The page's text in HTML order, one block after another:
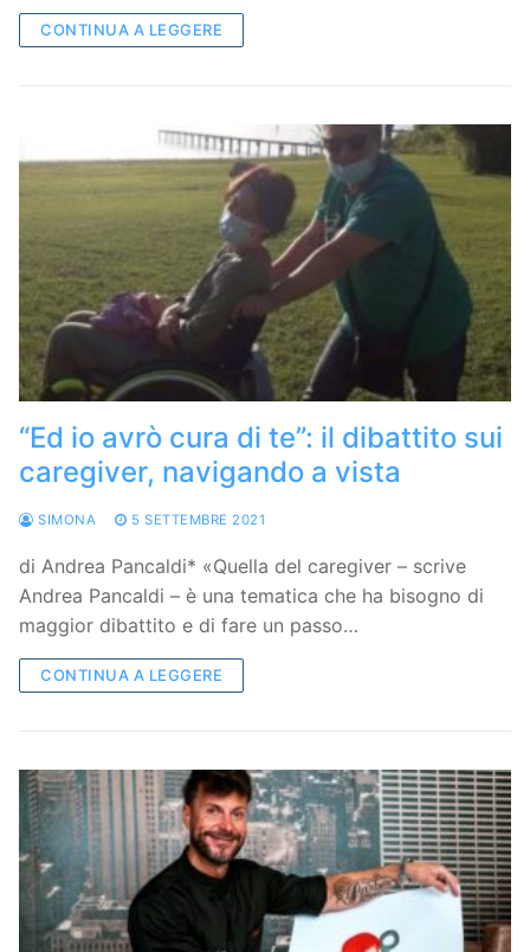
CONTINUA A LEGGERE
“Ed io avrò cura di te”: il dibattito sui
caregiver, navigando a vista
SIMONA 5 SETTEMBRE 2021
di Andrea Pancaldi* «Quella del caregiver – scrive
Andrea Pancaldi – è una tematica che ha bisogno di
maggior dibattito e di fare un passo…
CONTINUA A LEGGERE